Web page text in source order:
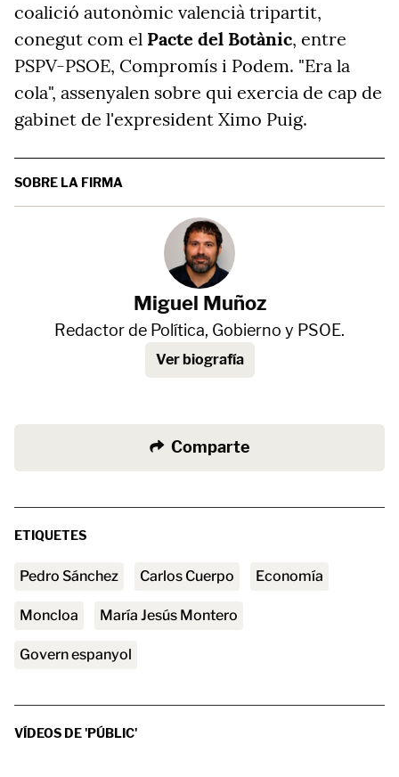
coalició autonòmic valencià tripartit,
conegut com el Pacte del Botànic, entre
PSPV-PSOE, Compromís i Podem. "Era la
cola", assenyalen sobre qui exercia de cap de
gabinet de l'expresident Ximo Puig.
SOBRE LA FIRMA
Miguel Muñoz
Redactor de Política, Gobierno y PSOE.
Ver biografía
Comparte
ETIQUETES
Pedro Sánchez Carlos Cuerpo Economía
Moncloa María Jesús Montero
govern espanyol
VÍDEOS DE 'PÚBLIC'